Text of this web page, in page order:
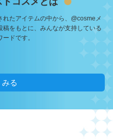
れたアイテムの中から、@cosmeメ
稿をもとに、みんなが支持している
ドです。
る